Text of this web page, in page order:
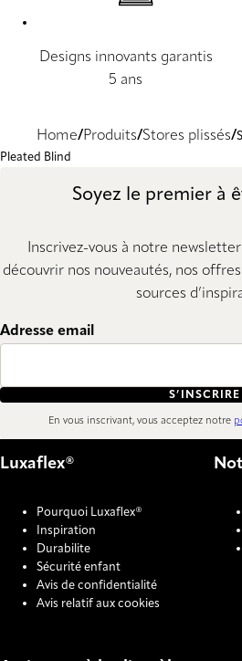
Designs innovants garantis
5 ans
Home Produits Stores plissés
Pleated Blind
Soyez le premier à
Inscrivez-vous à notre
découvrir nos nouveautés, nos
sources
Adresse email
S’INSCRIRE
En vous inscrivant, vous acceptez notre
Luxaflex®
Pourquoi Luxaflex®
Inspiration
Durabilite
Sécurité enfant
Avis de confidentialité
Avis relatif aux cookies